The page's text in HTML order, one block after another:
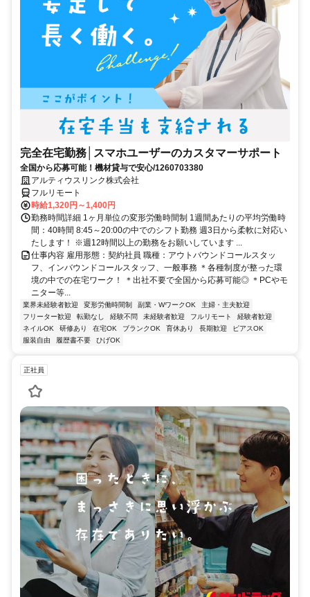
完全在宅勤務│スマホユーザーのカスタマーサポート
全国から応募可能！機材貸与で安心/1260703380
アルティウスリンク株式会社
フルリモート
時給1,320円～1,400円
勤務時間詳細 1ヶ月単位の変形労働時間制 1週間あたりの平均労働時
間：40時間 8:45～20:00の中でのシフト勤務 週3日から柔軟に対応い
たします！ ※週12時間以上の勤務をお願いしています ...
仕事内容 雇用形態：契約社員 職種：アウトバウンドコールスタッ
フ、インバウンドコールスタッフ、一般事務 ＊各種制度が整った環
境の中での在宅ワーク！ ＊出社不要で全国から応募可能◎ ＊PCやモ
ニター等...
業界未経験者歓迎 変形労働時間制 副業・WワークOK
主婦・主夫歓迎
フリーター歓迎
転勤なし 経験不問 未経験者歓迎 フルリモート
経験者歓迎
ネイルOK
研修あり 在宅OK ブランクOK 育休あり 長期歓迎
ピアスOK
服装自由
履歴書不要 ひげOK
正社員